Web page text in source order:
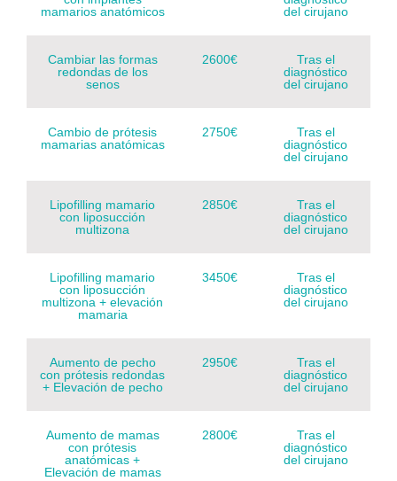
mamarios anatómicos
del cirujano
Cambiar las formas
redondas de los
senos
2600€
Tras el
diagnóstico
del cirujano
Cambio de prótesis
mamarias anatómicas
2750€
Tras el
diagnóstico
del cirujano
Lipofilling mamario
con liposucción
multizona
2850€
Tras el
diagnóstico
del cirujano
Lipofilling mamario
con liposucción
multizona + elevación
mamaria
3450€
Tras el
diagnóstico
del cirujano
Aumento de pecho
con prótesis redondas
+ Elevación de pecho
2950€
Tras el
diagnóstico
del cirujano
Aumento de mamas
con prótesis
anatómicas +
Elevación de mamas
2800€
Tras el
diagnóstico
del cirujano